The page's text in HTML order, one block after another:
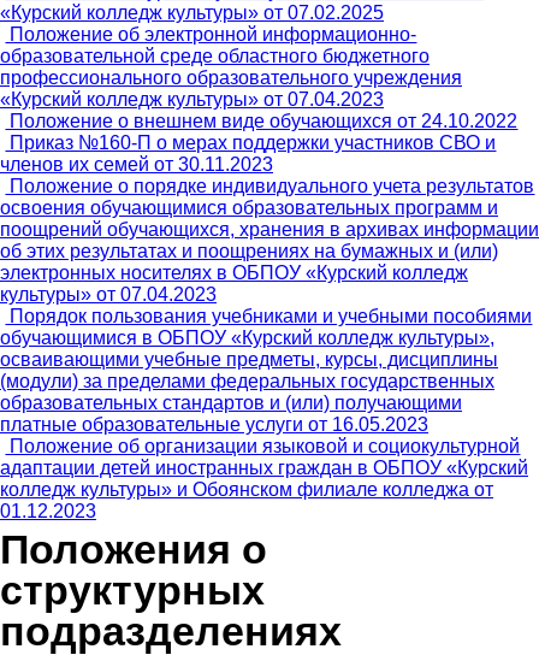
«Курский колледж культуры» от 07.02.2025
Положение об электронной информационно-
образовательной среде областного бюджетного
профессионального образовательного учреждения
«Курский колледж культуры» от 07.04.2023
Положение о внешнем виде обучающихся от 24.10.2022
Приказ №160-П о мерах поддержки участников СВО и
членов их семей от 30.11.2023
Положение о порядке индивидуального учета результатов
освоения обучающимися образовательных программ и
поощрений обучающихся, хранения в архивах информации
об этих результатах и поощрениях на бумажных и (или)
электронных носителях в ОБПОУ «Курский колледж
культуры» от 07.04.2023
Порядок пользования учебниками и учебными пособиями
обучающимися в ОБПОУ «Курский колледж культуры»,
осваивающими учебные предметы, курсы, дисциплины
(модули) за пределами федеральных государственных
образовательных стандартов и (или) получающими
платные образовательные услуги от 16.05.2023
Положение об организации языковой и социокультурной
адаптации детей иностранных граждан в ОБПОУ «Курский
колледж культуры» и Обоянском филиале колледжа от
01.12.2023
Положения о
структурных
подразделениях